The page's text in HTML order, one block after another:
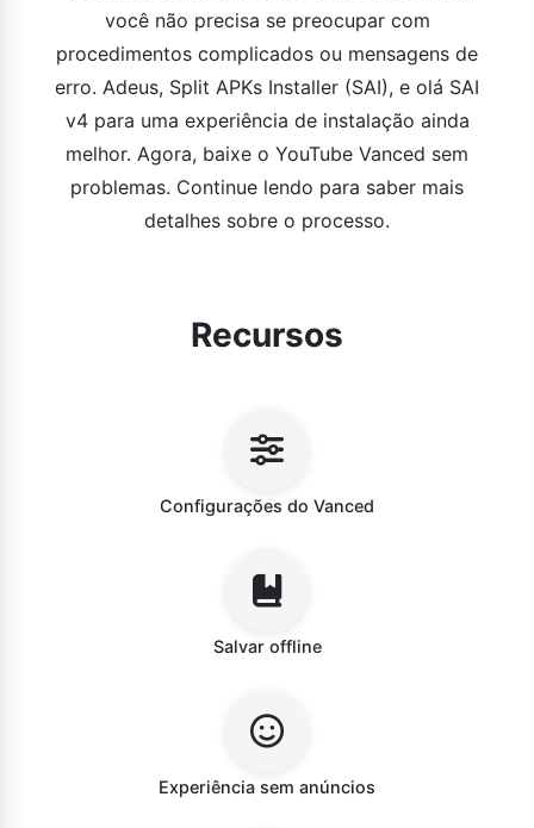
você não precisa se preocupar com
procedimentos complicados ou mensagens de
erro. Adeus, Split APKs Installer (SAI), e olá SAI
v4 para uma experiência de instalação ainda
melhor. Agora, baixe o YouTube Vanced sem
problemas. Continue lendo para saber mais
detalhes sobre o processo.
Recursos
Configurações do Vanced
Salvar offline
Experiência sem anúncios